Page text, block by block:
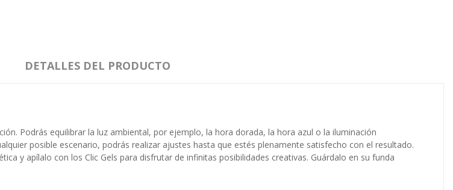
DETALLES DEL PRODUCTO
Podrás equilibrar la luz ambiental, por ejemplo, la hora dorada, la hora azul o la iluminación
posible escenario, podrás realizar ajustes hasta que estés plenamente satisfecho con el resultado.
y apílalo con los Clic Gels para disfrutar de infinitas posibilidades creativas. Guárdalo en su funda